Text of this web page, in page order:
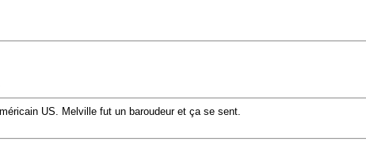
US. Melville fut un baroudeur et ça se sent.